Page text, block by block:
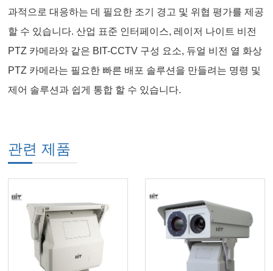
과적으로 대응하는 데 필요한 조기 경고 및 위협 평가를 제공
할 수 있습니다. 산업 표준 인터페이스, 레이저 나이트 비전
PTZ 카메라와 같은 BIT-CCTV 구성 요소, 듀얼 비전 열 화상
PTZ 카메라는 필요한 빠른 배포 솔루션을 만들려는 명령 및
제어 솔루션과 쉽게 통합 할 수 있습니다.
관련 제품